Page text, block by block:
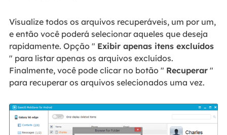
Visualize todos os arquivos recuperáveis, um por um,
e então você poderá selecionar aqueles que deseja
rapidamente. Opção " Exibir apenas itens excluídos
" para listar apenas os arquivos excluídos.
Finalmente, você pode clicar no botão " Recuperar"
para recuperar os arquivos selecionados uma vez.